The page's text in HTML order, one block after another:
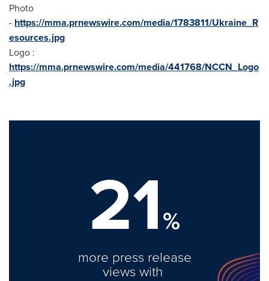
Photo
- https://mma.prnewswire.com/media/1783811/Ukraine_R
esources.jpg
Logo :
https://mma.prnewswire.com/media/441768/NCCN_Logo
.jpg
21%
more press release
views with